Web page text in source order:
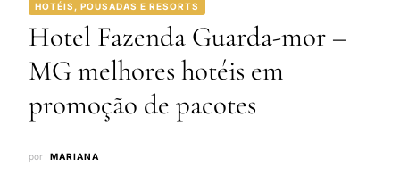
HOTÉIS, POUSADAS E RESORTS
Hotel Fazenda Guarda-mor –
MG melhores hotéis em
promoção de pacotes
por MARIANA